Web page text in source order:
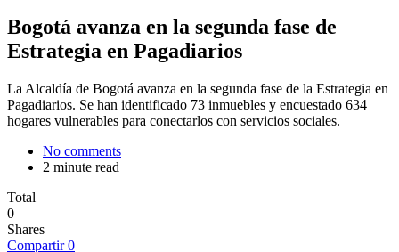
Bogotá avanza en la segunda fase de
Estrategia en Pagadiarios
La Alcaldía de Bogotá avanza en la segunda fase de la Estrategia en
Pagadiarios. Se han identificado 73 inmuebles y encuestado 634
hogares vulnerables para conectarlos con servicios sociales.
No comments
2 minute read
Total
0
Shares
Compartir 0